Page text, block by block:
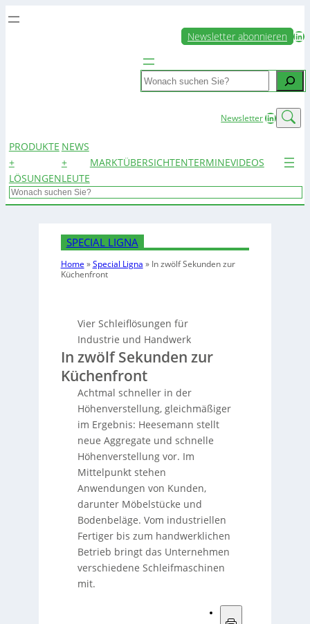
Newsletter abonnieren LinkedIn
Search
NewsletterLinkedIn
PRODUKTE
+
LÖSUNGEN
NEWS
+
LEUTE
MARKTÜBERSICHTENTERMINEVIDEOS
Search
SPECIAL LIGNA
Home »Special Ligna » In zwölf Sekunden zur
Küchenfront
Vier Schleiflösungen für
Industrie und Handwerk
In zwölf Sekunden zur
Küchenfront
Achtmal schneller in der
Höhenverstellung, gleichmäßiger
im Ergebnis: Heesemann stellt
neue Aggregate und schnelle
Höhenverstellung vor. Im
Mittelpunkt stehen
Anwendungen von Kunden,
darunter Möbelstücke und
Bodenbeläge. Vom industriellen
Fertiger bis zum handwerklichen
Betrieb bringt das Unternehmen
verschiedene Schleifmaschinen
mit.